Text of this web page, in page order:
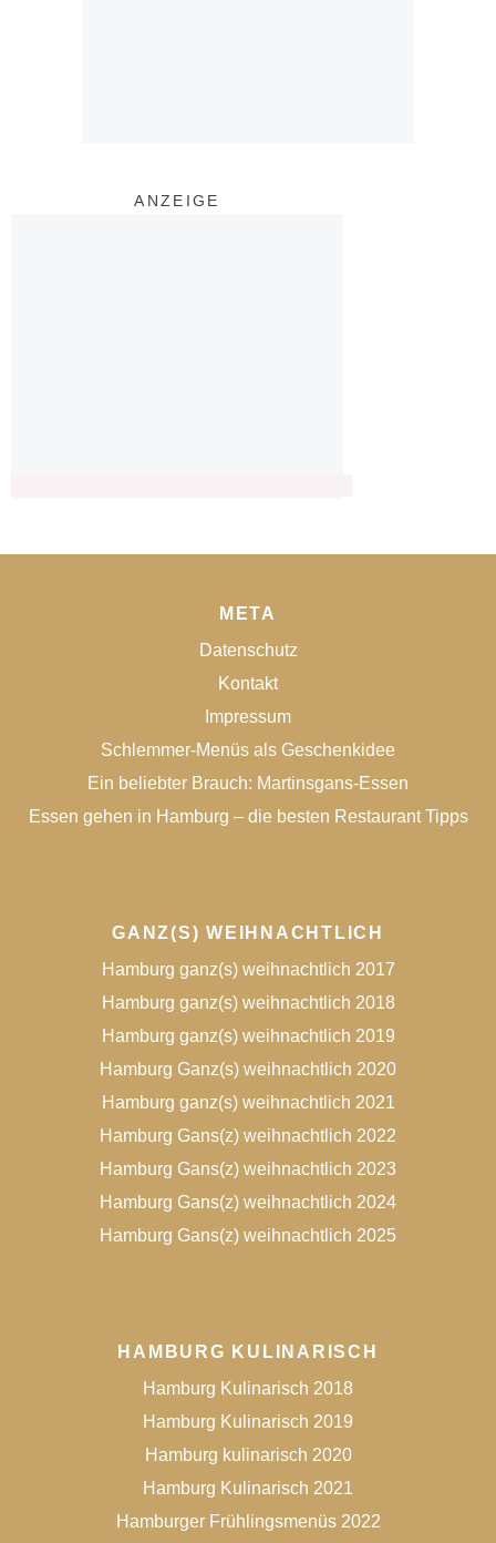
ANZEIGE
META
Datenschutz
Kontakt
Impressum
Schlemmer-Menüs als Geschenkidee
Ein beliebter Brauch: Martinsgans-Essen
Essen gehen in Hamburg – die besten Restaurant Tipps
GANZ(S) WEIHNACHTLICH
Hamburg ganz(s) weihnachtlich 2017
Hamburg ganz(s) weihnachtlich 2018
Hamburg ganz(s) weihnachtlich 2019
Hamburg Ganz(s) weihnachtlich 2020
Hamburg ganz(s) weihnachtlich 2021
Hamburg Gans(z) weihnachtlich 2022
Hamburg Gans(z) weihnachtlich 2023
Hamburg Gans(z) weihnachtlich 2024
Hamburg Gans(z) weihnachtlich 2025
HAMBURG KULINARISCH
Hamburg Kulinarisch 2018
Hamburg Kulinarisch 2019
Hamburg kulinarisch 2020
Hamburg Kulinarisch 2021
Hamburger Frühlingsmenüs 2022